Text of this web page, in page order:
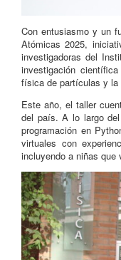
Con entusiasmo y un
Atómicas 2025,
investigadoras del
investigación
física de partículas y la
Este año, el taller
del país. A lo largo del
programación en
virtuales con
incluyendo a niñas